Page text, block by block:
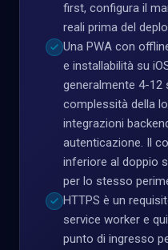
first, configura il
reali prima del
Una PWA con
e installabilità su
generalmente 4-12
complessità della
integrazioni
autenticazione. Il
inferiore al doppio
per lo stesso
HTTPS è un
service worker e
punto di ingresso